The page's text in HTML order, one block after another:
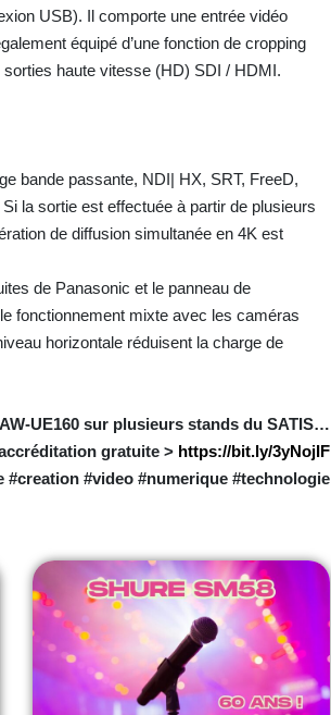
USB). Il comporte une entrée vidéo
équipé d’une fonction de cropping
haute vitesse (HD) SDI / HDMI.
bande passante, NDI| HX, SRT, FreeD,
la sortie est effectuée à partir de plusieurs
de diffusion simultanée en 4K est
de Panasonic et le panneau de
fonctionnement mixte avec les caméras
horizontale réduisent la charge de
UE160 sur plusieurs stands du SATIS…
gratuite > https://bit.ly/3yNojIF
#creation #video #numerique #technologie